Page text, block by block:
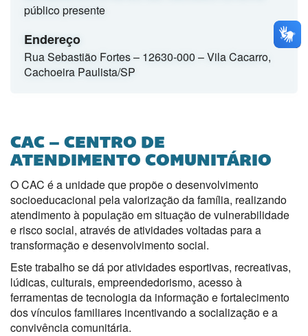
público presente
Endereço
Rua Sebastião Fortes – 12630-000 – Vila Cacarro,
Cachoeira Paulista/SP
CAC – CENTRO DE
ATENDIMENTO COMUNITÁRIO
O CAC é a unidade que propõe o desenvolvimento
socioeducacional pela valorização da família, realizando
atendimento à população em situação de vulnerabilidade
e risco social, através de atividades voltadas para a
transformação e desenvolvimento social.
Este trabalho se dá por atividades esportivas, recreativas,
lúdicas, culturais, empreendedorismo, acesso à
ferramentas de tecnologia da informação e fortalecimento
dos vínculos familiares incentivando a socialização e a
convivência comunitária.